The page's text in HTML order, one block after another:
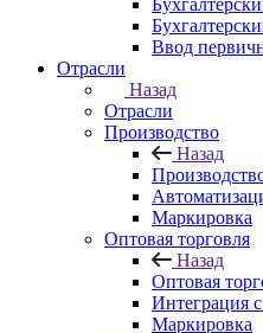
Ввод
Отрасли
Назад
Отрасли
Производство
Назад
Маркировка
Оптовая торговля
Назад
Оптовая
Интеграция
Маркировка